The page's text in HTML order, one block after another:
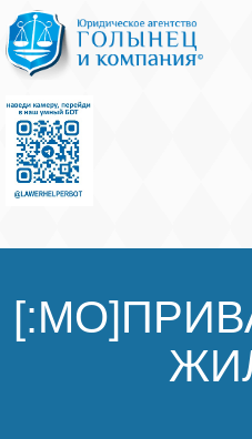
Услуги и наши
Оплата услуг
Задать вопрос